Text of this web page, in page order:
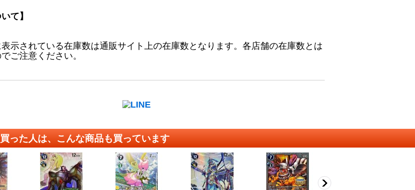
て】
示されている在庫数は通販サイト上の在庫数となります。各店舗の在庫数とは
ご注意ください。
った人は、こんな商品も買っています